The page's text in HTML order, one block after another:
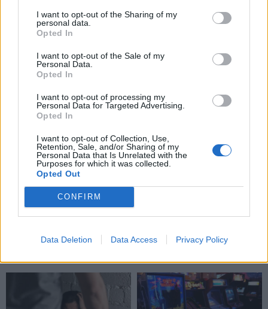
I want to opt-out of the Sharing of my
personal data.
Opted In
I want to opt-out of the Sale of my
Personal Data.
Opted In
I want to opt-out of processing my
Personal Data for Targeted Advertising.
Opted In
I want to opt-out of Collection, Use,
Retention, Sale, and/or Sharing of my
Personal Data that Is Unrelated with the
Purposes for which it was collected.
Opted Out
CONFIRM
Data Deletion Data Access Privacy Policy
Kriminalai
Nelaukti svečiai išėjo ne
tik su „lauktuvėmis“: į
nakties tamsą išsivedė ir
merginą (3)
artimieji laukė dvi
Kriminalai
Dviem Klaipėdos
gimnazistams už kanapių
lygtinis laisvės atėmimas
Kriminalai
sankryžą įlėkė „ant
puspriekabės ratai pakilo